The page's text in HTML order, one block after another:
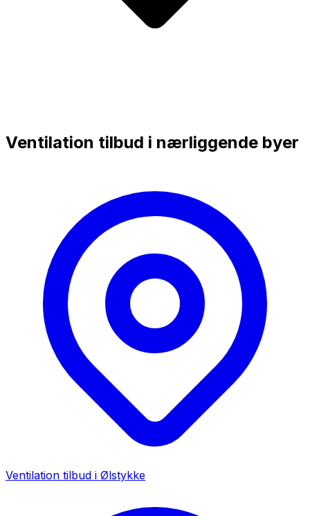
Ventilation tilbud i nærliggende byer
Ventilation tilbud i Ølstykke